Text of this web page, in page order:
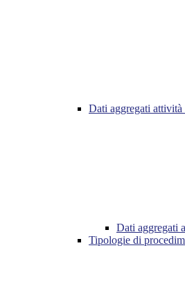
Dati aggregati attività
Dati aggregati
Tipologie di